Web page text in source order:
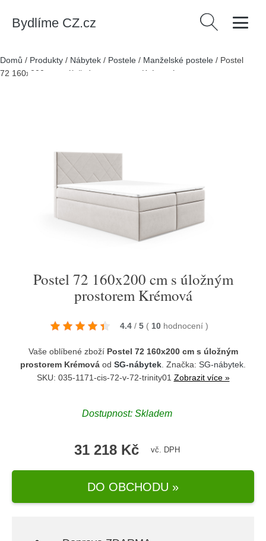
Bydlíme CZ.cz Vyhledávání
Domů / Produkty / Nábytek / Postele / Manželské postele / Postel
72 160x200 cm s úložným prostorem Krémová
Postel 72 160x200 cm s úložným
prostorem Krémová
4.4 / 5 ( 10 hodnocení )
Vaše oblíbené zboží Postel 72 160x200 cm s úložným
prostorem Krémová od SG-nábytek . Značka: SG-nábytek
SKU: 035-1171-cis-72-v-72-trinity01 Zobrazit více »
Dostupnost: Skladem
31 218 Kč vč. DPH
DO OBCHODU »